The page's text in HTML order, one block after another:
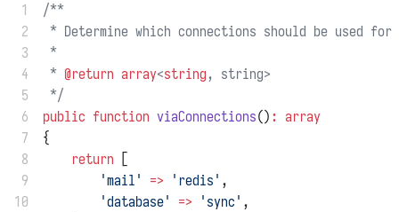
1
/**
2
* Determine which connections should be used
3
*
4
* @return array<string, string>
5
*/
6
public function viaConnections() : array
7
{
8
return [
9
'mail' => 'redis' ,
10
'database' => 'sync' ,